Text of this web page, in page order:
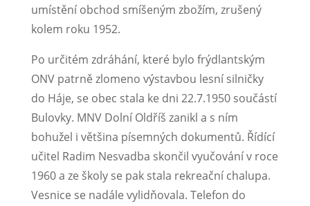
umístění obchod smíšeným zbožím, zrušený
kolem roku 1952.
Po určitém zdráhání, které bylo frýdlantským
ONV patrně zlomeno výstavbou lesní silničky
do Háje, se obec stala ke dni 22.7.1950 součástí
Bulovky. MNV Dolní Oldříš zanikl a s ním
bohužel i většina písemných dokumentů. Řídící
učitel Radim Nesvadba skončil vyučování v roce
1960 a ze školy se pak stala rekreační chalupa.
Vesnice se na­dále vylidňovala. Telefon do